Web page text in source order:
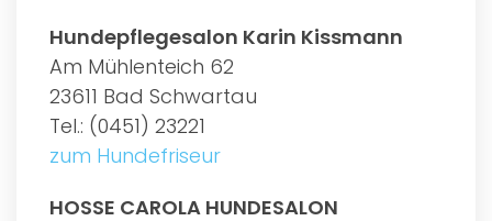
Hundepflegesalon Karin Kissmann
Am Mühlenteich 62
23611 Bad Schwartau
Tel.: (0451) 23221
zum Hundefriseur
HOSSE CAROLA HUNDESALON